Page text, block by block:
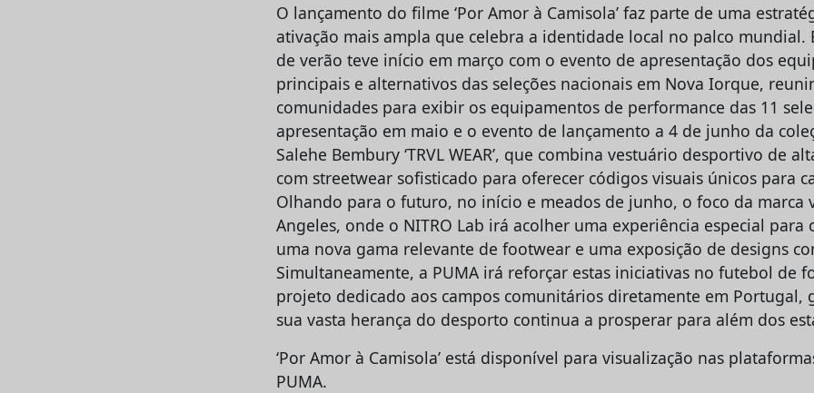
O lançamento do filme ‘Por Amor à Camisola’ faz parte de uma
ativação mais ampla que celebra a identidade local no palco mundial.
de verão teve início em março com o evento de apresentação dos
principais e alternativos das seleções nacionais em Nova Iorque,
comunidades para exibir os equipamentos de performance das 11
apresentação em maio e o evento de lançamento a 4 de junho da
Salehe Bembury ‘TRVL WEAR’, que combina vestuário desportivo de
com streetwear sofisticado para oferecer códigos visuais únicos para
Olhando para o futuro, no início e meados de junho, o foco da marca
Angeles, onde o NITRO Lab irá acolher uma experiência especial para
uma nova gama relevante de footwear e uma exposição de designs
Simultaneamente, a PUMA irá reforçar estas iniciativas no futebol de
projeto dedicado aos campos comunitários diretamente em Portugal,
sua vasta herança do desporto continua a prosperar para além dos
‘Por Amor à Camisola’ está disponível para visualização nas
PUMA.